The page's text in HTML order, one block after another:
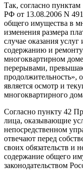
Так, согласно
РФ от 13.08.2006 N
общего имущества в
изменения размера
случае оказания
содержанию и
многоквартирном
перерывами,
продолжительность»,
является осмотр и
многоквартирного
Согласно пункту 42
лица, оказывающие
непосредственном
отвечают перед
своих обязательств и
содержание общего
законодательством